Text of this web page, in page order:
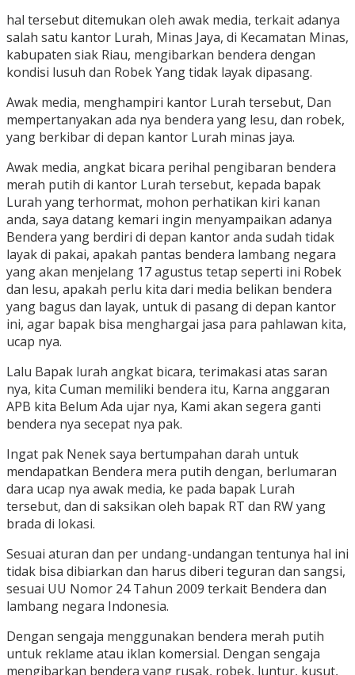
hal tersebut ditemukan oleh awak media, terkait adanya
salah satu kantor Lurah, Minas Jaya, di Kecamatan Minas,
kabupaten siak Riau, mengibarkan bendera dengan
kondisi lusuh dan Robek Yang tidak layak dipasang.
Awak media, menghampiri kantor Lurah tersebut, Dan
mempertanyakan ada nya bendera yang lesu, dan robek,
yang berkibar di depan kantor Lurah minas jaya.
Awak media, angkat bicara perihal pengibaran bendera
merah putih di kantor Lurah tersebut, kepada bapak
Lurah yang terhormat, mohon perhatikan kiri kanan
anda, saya datang kemari ingin menyampaikan adanya
Bendera yang berdiri di depan kantor anda sudah tidak
layak di pakai, apakah pantas bendera lambang negara
yang akan menjelang 17 agustus tetap seperti ini Robek
dan lesu, apakah perlu kita dari media belikan bendera
yang bagus dan layak, untuk di pasang di depan kantor
ini, agar bapak bisa menghargai jasa para pahlawan kita,
ucap nya.
Lalu Bapak lurah angkat bicara, terimakasi atas saran
nya, kita Cuman memiliki bendera itu, Karna anggaran
APB kita Belum Ada ujar nya, Kami akan segera ganti
bendera nya secepat nya pak.
Ingat pak Nenek saya bertumpahan darah untuk
mendapatkan Bendera mera putih dengan, berlumaran
dara ucap nya awak media, ke pada bapak Lurah
tersebut, dan di saksikan oleh bapak RT dan RW yang
brada di lokasi.
Sesuai aturan dan per undang-undangan tentunya hal ini
tidak bisa dibiarkan dan harus diberi teguran dan sangsi,
sesuai UU Nomor 24 Tahun 2009 terkait Bendera dan
lambang negara Indonesia.
Dengan sengaja menggunakan bendera merah putih
untuk reklame atau iklan komersial. Dengan sengaja
mengibarkan bendera yang rusak, robek, luntur, kusut,